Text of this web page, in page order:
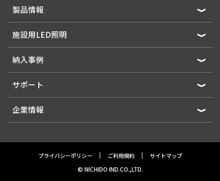
製品情報
施設用LED照明
納入事例
サポート
企業情報
プライバシーポリシー ご利用規約 サイトマップ
© NICHIDO IND.CO.,LTD.